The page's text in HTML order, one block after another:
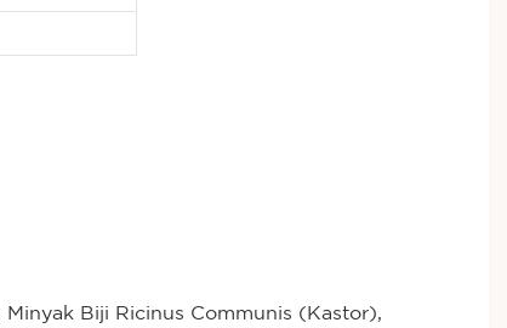
Biji Ricinus Communis (Kastor),